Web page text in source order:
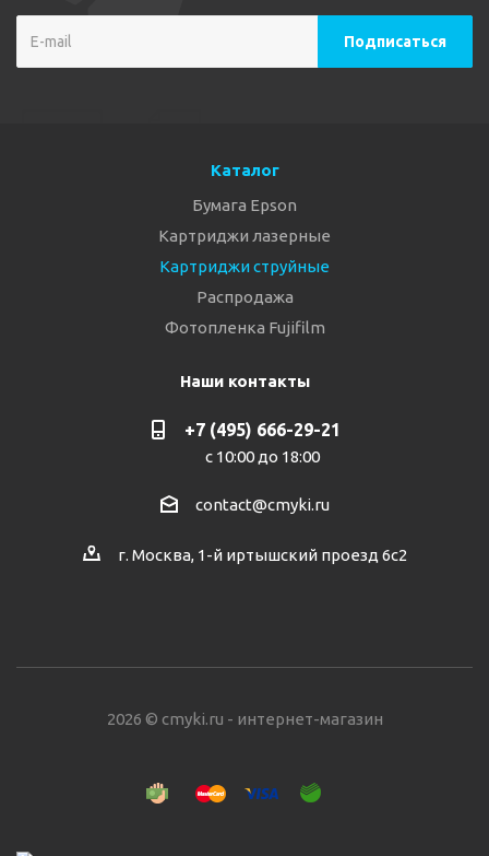
Каталог
Бумага Epson
Картриджи лазерные
Картриджи струйные
Распродажа
Фотопленка Fujifilm
Наши контакты
+7 (495) 666-29-21
с 10:00 до 18:00
contact@cmyki.ru
г. Москва, 1-й иртышский проезд 6с2
2026 © cmyki.ru - интернет-магазин